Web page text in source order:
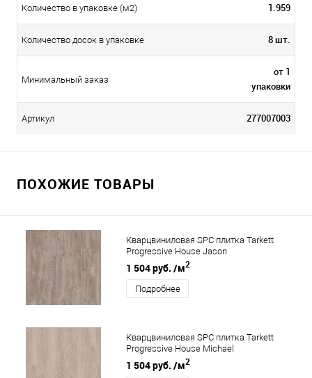
Количество в упаковке (м2) 1.959
Количество досок в упаковке 8 шт.
Минимальный заказ
от 1
упаковки
Артикул 277007003
ПОХОЖИЕ ТОВАРЫ
Кварцвиниловая SPC плитка Tarkett
Progressive House Jason
1 504 руб. /м2
Подробнее
Кварцвиниловая SPC плитка Tarkett
Progressive House Michael
1 504 руб. /м2